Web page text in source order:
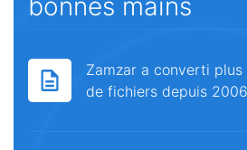
bonnes mains
Zamzar a converti
de fichiers depuis 2006